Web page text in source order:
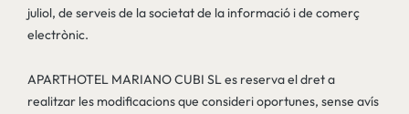
juliol, de serveis de la societat de la informació i de comerç
electrònic.
APARTHOTEL MARIANO CUBI SL es reserva el dret a
realitzar les modificacions que consideri oportunes, sense avís